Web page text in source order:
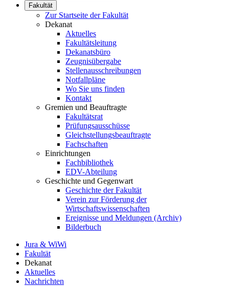
Fakultät
Zur Startseite der Fakultät
Dekanat
Aktuelles
Fakultätsleitung
Dekanatsbüro
Zeugnisübergabe
Stellenausschreibungen
Notfallpläne
Wo Sie uns finden
Kontakt
Gremien und Beauftragte
Fakultätsrat
Prüfungsausschüsse
Gleichstellungsbeauftragte
Fachschaften
Einrichtungen
Fachbibliothek
EDV-Abteilung
Geschichte und Gegenwart
Geschichte der Fakultät
Verein zur Förderung der
Wirtschaftswissenschaften
Ereignisse und Meldungen (Archiv)
Bilderbuch
Jura & WiWi
Fakultät
Dekanat
Aktuelles
Nachrichten